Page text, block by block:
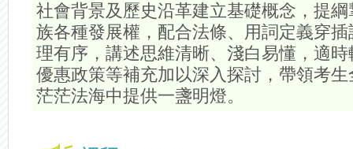
社會背景及歷史沿革建立基礎概念，提
族各種發展權，配合法條、用詞定義穿
理有序，講述思維清晰、淺白易懂，適
優惠政策等補充加以深入探討，帶領考
茫茫法海中提供一盞明燈。